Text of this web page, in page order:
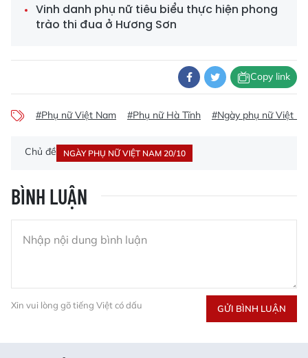
Vinh danh phụ nữ tiêu biểu thực hiện phong
trào thi đua ở Hương Sơn
Copy link
#Phụ nữ Việt Nam #Phụ nữ Hà Tĩnh #Ngày phụ nữ Việt
Chủ đề NGÀY PHỤ NỮ VIỆT NAM 20/10
BÌNH LUẬN
Xin vui lòng gõ tiếng Việt có dấu GỬI BÌNH LUẬN